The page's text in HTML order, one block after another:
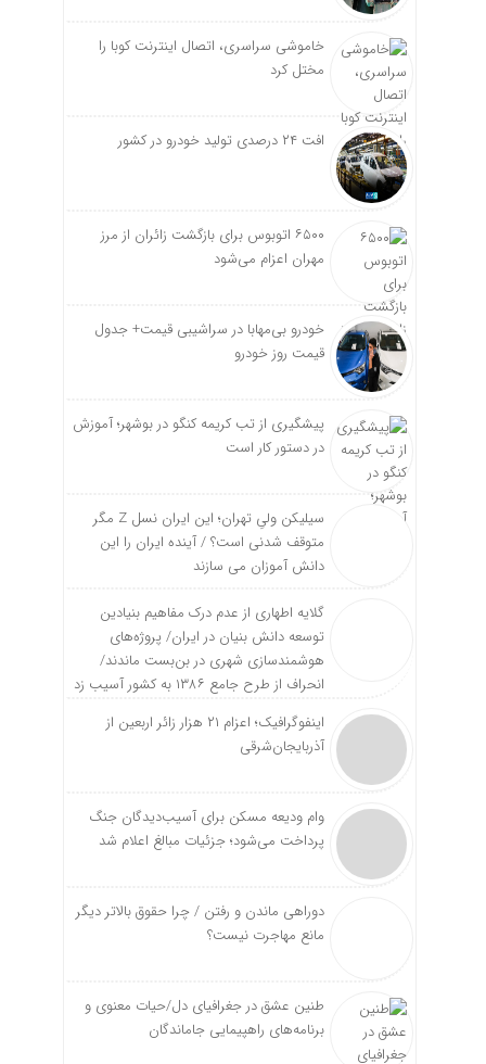
خاموشی سراسری، اتصال اینترنت کوبا را
مختل کرد
افت ۲۴ درصدی تولید خودرو در کشور
۶۵۰۰ اتوبوس برای بازگشت زائران از مرز
مهران اعزام می‌شود
خودرو بی‌مهابا در سراشیبی قیمت+ جدول
قیمت روز خودرو
پیشگیری از تب کریمه کنگو در بوشهر؛ آموزش
در دستور کار است
سیلیکن ولیِ تهران؛ این ایران نسل Z مگر
متوقف شدنی است؟ / آینده ایران را این
دانش آموزان می سازند
گلایه اطهاری از عدم درک مفاهیم بنیادین
توسعه دانش بنیان در ایران/ پروژه‌های
هوشمندسازی شهری در بن‌بست ماندند/
انحراف از طرح جامع ۱۳۸۶ به کشور آسیب زد
اینفوگرافیک؛ اعزام ۲۱ هزار زائر اربعین از
آذربایجان‌شرقی
وام ودیعه مسکن برای آسیب‌دیدگان جنگ
پرداخت می‌شود؛ جزئیات مبالغ اعلام شد
دوراهی ماندن و رفتن / چرا حقوق بالاتر دیگر
مانع مهاجرت نیست؟
طنین عشق در جغرافیای دل/حیات معنوی و
برنامه‌های راهپیمایی جاماندگان